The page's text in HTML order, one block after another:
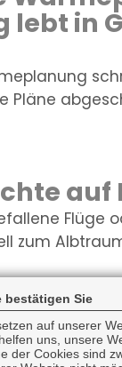
lebt in
Pläne
auf
Flüge
zum
bestätigen Sie
auf unserer
uns, unsere
der Cookies sind